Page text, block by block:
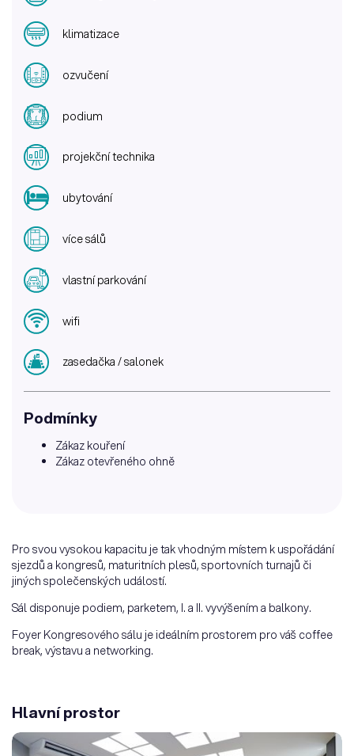
klimatizace
ozvučení
podium
projekční technika
ubytování
více sálů
vlastní parkování
wifi
zasedačka / salonek
Podmínky
Zákaz kouření
Zákaz otevřeného ohně
Pro svou vysokou kapacitu je tak vhodným místem k uspořádání
sjezdů a kongresů, maturitních plesů, sportovních turnajů či
jiných společenských událostí.
Sál disponuje podiem, parketem, I. a II. vyvýšením a balkony.
Foyer Kongresového sálu je ideálním prostorem pro váš coffee
break, výstavu a networking.
Hlavní prostor